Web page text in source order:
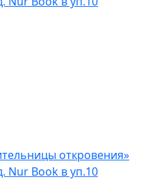
откровения»
Nur Book в уп.10